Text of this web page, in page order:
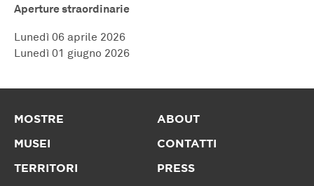
Aperture straordinarie
Lunedì 06 aprile 2026
Lunedì 01 giugno 2026
MOSTRE
MUSEI
TERRITORI
ABOUT
CONTATTI
PRESS